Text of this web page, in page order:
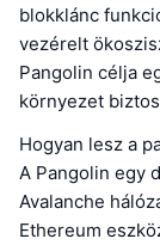
blokklánc
vezérelt
Pangolin célja
környezet
Hogyan lesz a
A Pangolin egy
Avalanche
Ethereum